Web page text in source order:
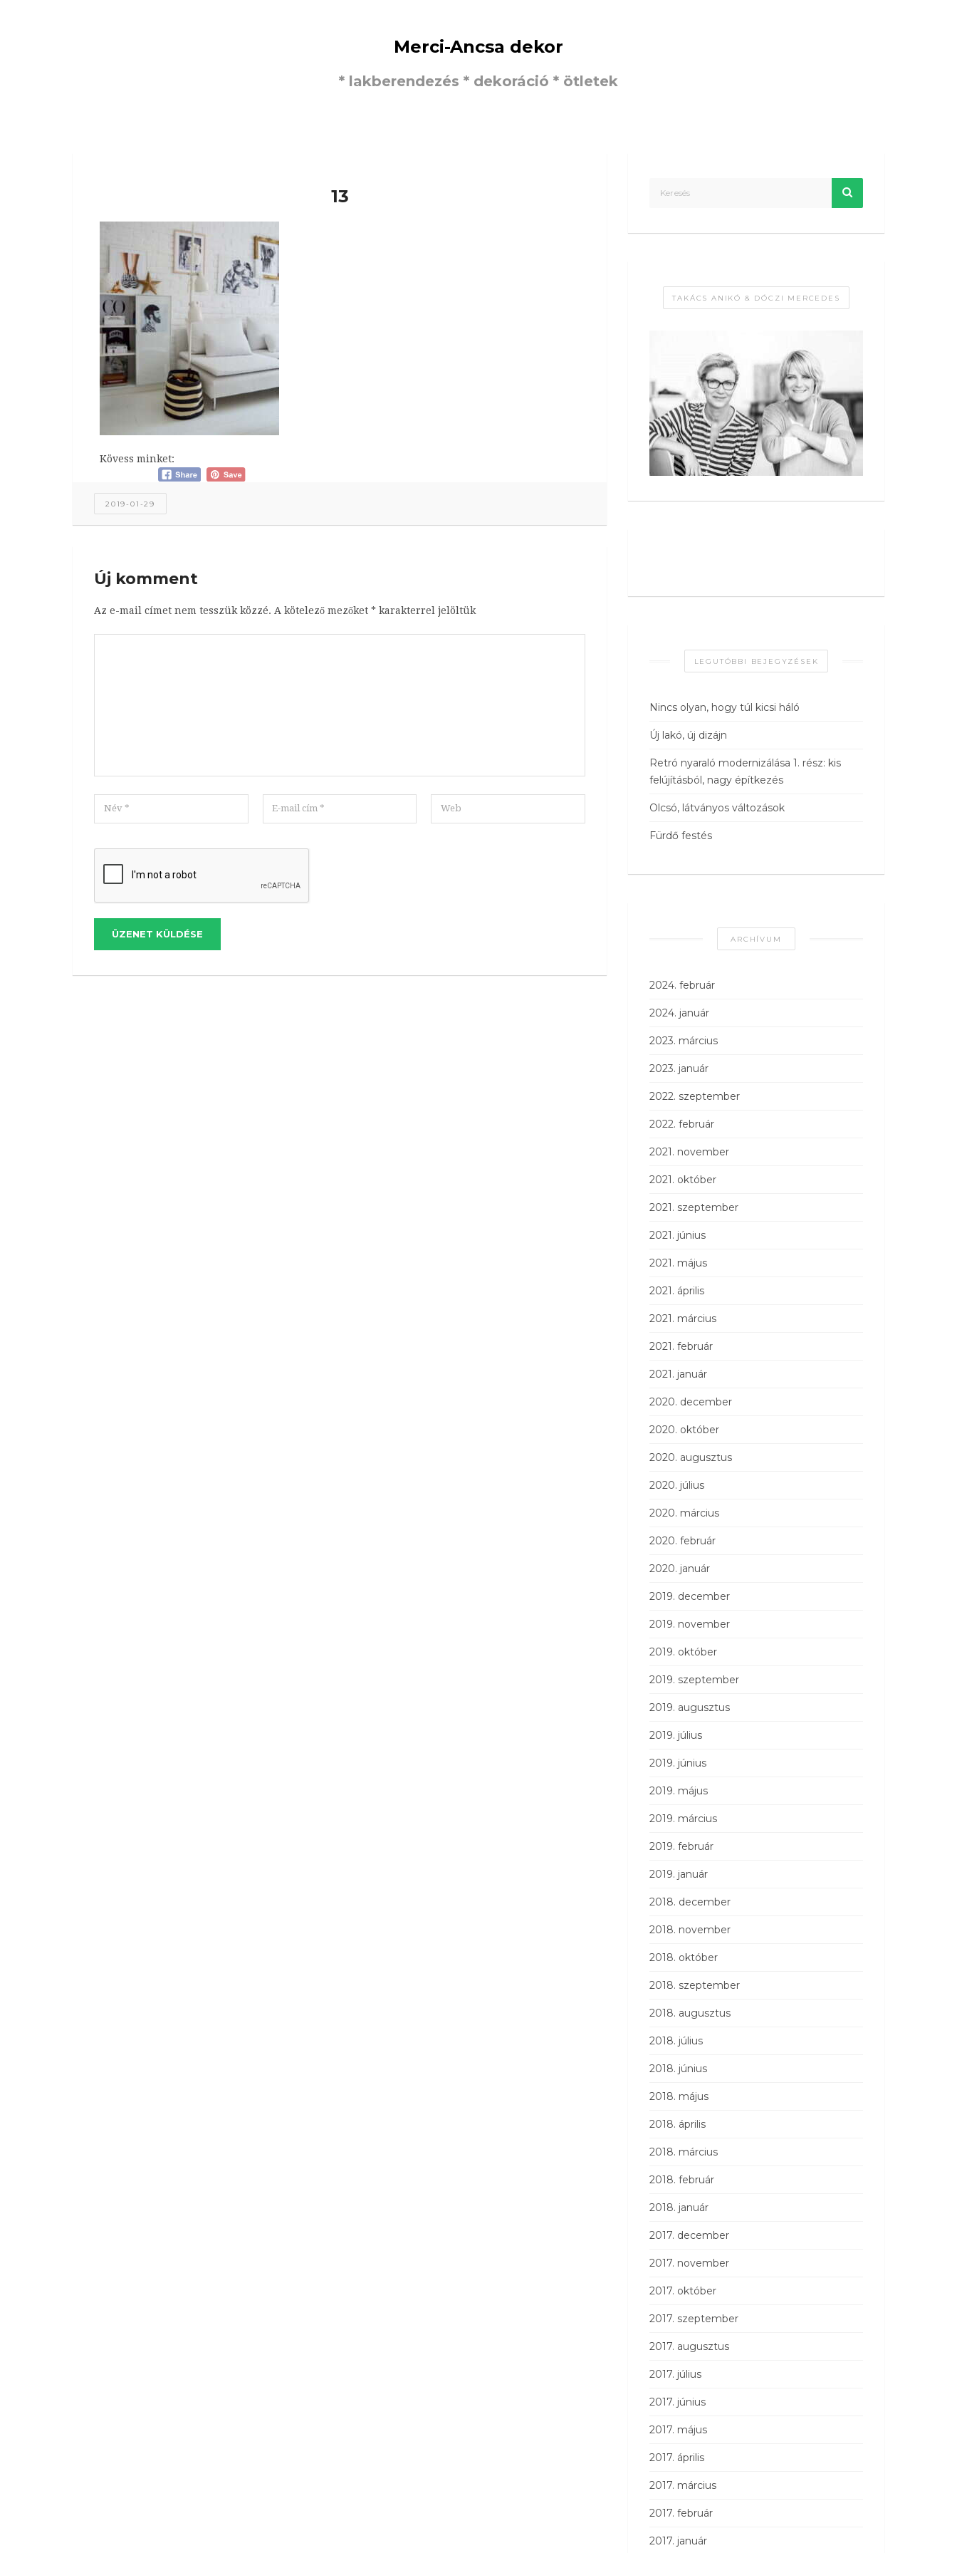
Merci-Ancsa dekor
* lakberendezés * dekoráció * ötletek
13
Kövess minket:
2019-01-29
Új komment
Az e-mail címet nem tesszük közzé. A kötelező mezőket * karakterrel jelöltük
ÜZENET KÜLDÉSE
TAKÁCS ANIKÓ & DÓCZI MERCEDES
LEGUTÓBBI BEJEGYZÉSEK
Nincs olyan, hogy túl kicsi háló
Új lakó, új dizájn
Retró nyaraló modernizálása 1. rész: kis
felújításból, nagy építkezés
Olcsó, látványos változások
Fürdő festés
ARCHÍVUM
2024. február
2024. január
2023. március
2023. január
2022. szeptember
2022. február
2021. november
2021. október
2021. szeptember
2021. június
2021. május
2021. április
2021. március
2021. február
2021. január
2020. december
2020. október
2020. augusztus
2020. július
2020. március
2020. február
2020. január
2019. december
2019. november
2019. október
2019. szeptember
2019. augusztus
2019. július
2019. június
2019. május
2019. március
2019. február
2019. január
2018. december
2018. november
2018. október
2018. szeptember
2018. augusztus
2018. július
2018. június
2018. május
2018. április
2018. március
2018. február
2018. január
2017. december
2017. november
2017. október
2017. szeptember
2017. augusztus
2017. július
2017. június
2017. május
2017. április
2017. március
2017. február
2017. január